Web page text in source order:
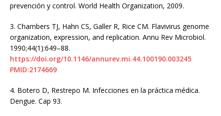
prevención y control. World Health Organization, 2009.
3. Chambers TJ, Hahn CS, Galler R, Rice CM. Flavivirus genome
organization, expression, and replication. Annu Rev Microbiol.
1990;44(1):649–88.
https://doi.org/10.1146/annurev.mi.44.100190.003245
PMID:2174669
4. Botero D, Restrepo M. Infecciones en la práctica médica.
Dengue. Cap 93.